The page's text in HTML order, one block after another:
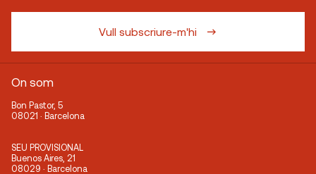
Vull subscriure-m'hi
On som
Bon Pastor, 5
08021 · Barcelona
SEU PROVISIONAL
Buenos Aires, 21
08029 · Barcelona